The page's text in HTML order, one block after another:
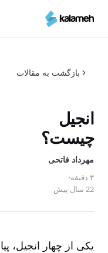
محتوای
بازگشت به مقالات
انجیل
چیست؟
مهرداد فاتحی
۳ دقیقه
22 سال پیش
یکی از چهار انجیل،